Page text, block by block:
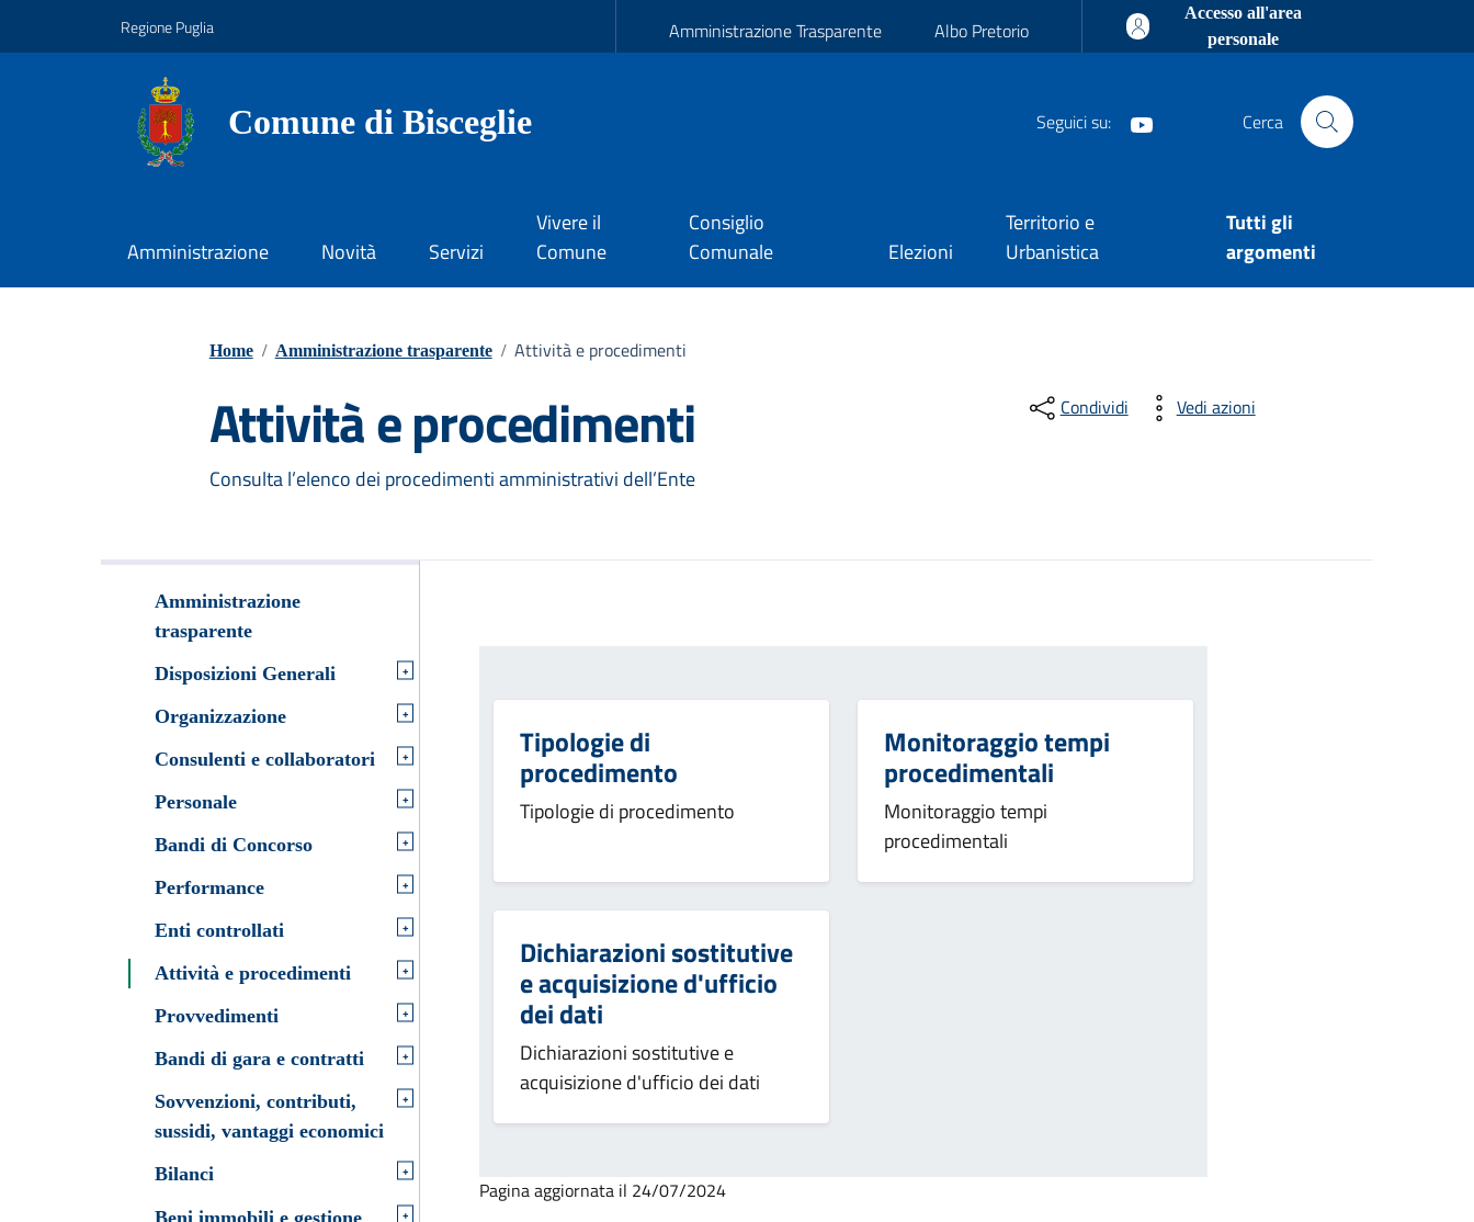
Regione Puglia Amministrazione Trasparente Albo Pretorio
Accesso all'area
personale
Comune di Bisceglie Seguici su: Cerca
Amministrazione Novità Servizi
Vivere il
Comune
Consiglio
Comunale
Elezioni
Territorio e
Urbanistica
Tutti gli
argomenti
Home / Amministrazione trasparente / Attività e procedimenti
Attività e procedimenti
Consulta l’elenco dei procedimenti amministrativi dell’Ente
Condividi Vedi azioni
Amministrazione
trasparente
Disposizioni Generali
+
Organizzazione +
Consulenti e collaboratori +
Personale +
Bandi di Concorso +
Performance +
Enti controllati +
Attività e procedimenti +
Provvedimenti +
Bandi di gara e contratti +
Sovvenzioni, contributi,
sussidi, vantaggi economici
+
Bilanci +
Beni immobili e gestione
+
Tipologie di
procedimento
Tipologie di procedimento
Monitoraggio tempi
procedimentali
Monitoraggio tempi
procedimentali
Dichiarazioni sostitutive
e acquisizione d'ufficio
dei dati
Dichiarazioni sostitutive e
acquisizione d'ufficio dei dati
Pagina aggiornata il 24/07/2024